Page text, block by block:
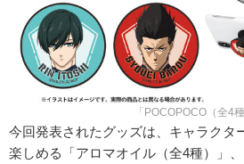
「POCOPOCO（全4種
今回発表されたグッズは、キャラクタ
楽しめる「アロマオイル（全4種）」